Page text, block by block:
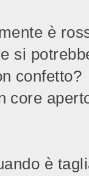
è
si
confetto?
core
è